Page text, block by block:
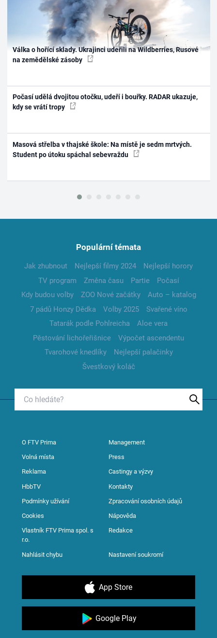
Válka o hořící sklady. Ukrajinci udeřili na Wildberries, Rusové
na zemědělské zásoby
Počasí udělá dvojitou otočku, udeří i bouřky. RADAR ukazuje,
kdy se vrátí tropy
Masová střelba v thajské škole: Na místě je sedm mrtvých.
Student po útoku spáchal sebevraždu
Populární témata
Jak zhubnout Nejlepší filmy 2024
Nejlepší horory
TV program
Změna času Partie
Počasí
Kdy budou volby
ZOO Nové začátky
Auto – katalog
7 pádů Honzy Dědka
Volby 2025
Svařené víno
Tatarák podle Pohlreicha
Aloe vera
Pěstování lichořeřišnice
Výpočet ascendentu
Tvarohové knedlíky
Nejlepší palačinky
Švestkový koláč
O FTV Prima Management
Volná místa Press
Reklama Castingy a výzvy
HbbTV Kontakty
Podmínky užívání Zpracování osobních údajů
Cookies Nápověda
Vlastník FTV Prima spol. s
r.o.
Redakce
Nahlásit chybu Nastavení soukromí
App Store
Google Play